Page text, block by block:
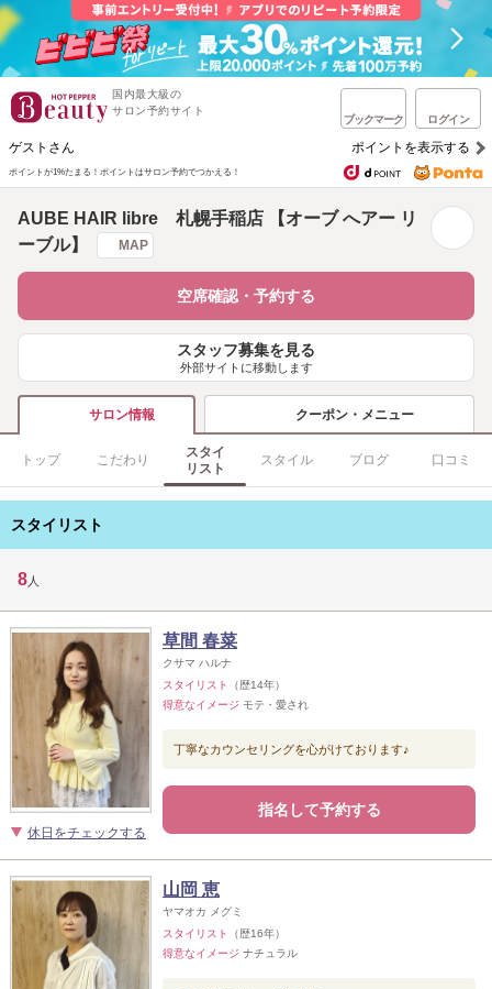
国内最大級の
サロン予約サイト
ブックマーク ログイン
ゲストさん ポイントを表示する
ポイントが1%たまる！ ポイントはサロン予約でつかえる！
AUBE HAIR libre 札幌手稲店 【オーブ へアー リ
ーブル】
MAP
空席確認・予約する
スタッフ募集を見る
外部サイトに移動します
サロン情報 クーポン・メニュー
トップ こだわり
スタイ
リスト
スタイル ブログ 口コミ
スタイリスト
8 人
休日をチェックする
草間 春菜
クサマ ハルナ
スタイリスト
（歴14年）
得意なイメージ モテ・愛され
丁寧なカウンセリングを心がけております♪
指名して予約する
山岡 恵
ヤマオカ メグミ
スタイリスト
（歴16年）
得意なイメージ ナチュラル